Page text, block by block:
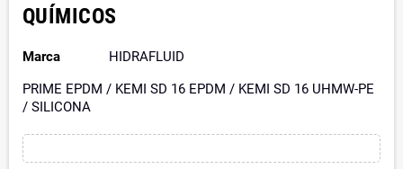
QUÍMICOS
Marca
HIDRAFLUID
PRIME EPDM / KEMI SD 16 EPDM / KEMI SD 16 UHMW-PE
/ SILICONA